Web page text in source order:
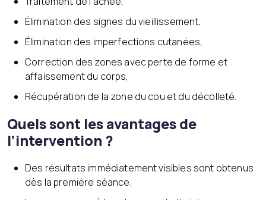
Élimination des signes du vieillissement,
Élimination des imperfections cutanées,
Correction des zones avec perte de forme et
affaissement du corps,
Récupération de la zone du cou et du décolleté.
Quels sont les avantages de
l’intervention ?
Des résultats immédiatement visibles sont obtenus
dès la première séance,